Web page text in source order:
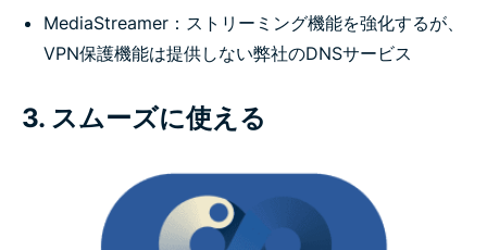
MediaStreamer：ストリーミング機能を強化するが、
VPN保護機能は提供しない弊社のDNSサービス
3. スムーズに使える